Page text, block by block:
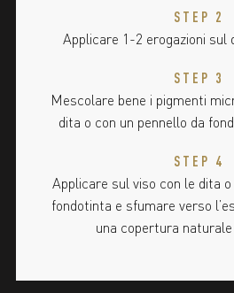
STEP 2
Applicare 1-2 erogazioni sul
STEP 3
Mescolare bene i pigmenti
dita o con un pennello da
STEP 4
Applicare sul viso con le dita
fondotinta e sfumare verso
una copertura naturale